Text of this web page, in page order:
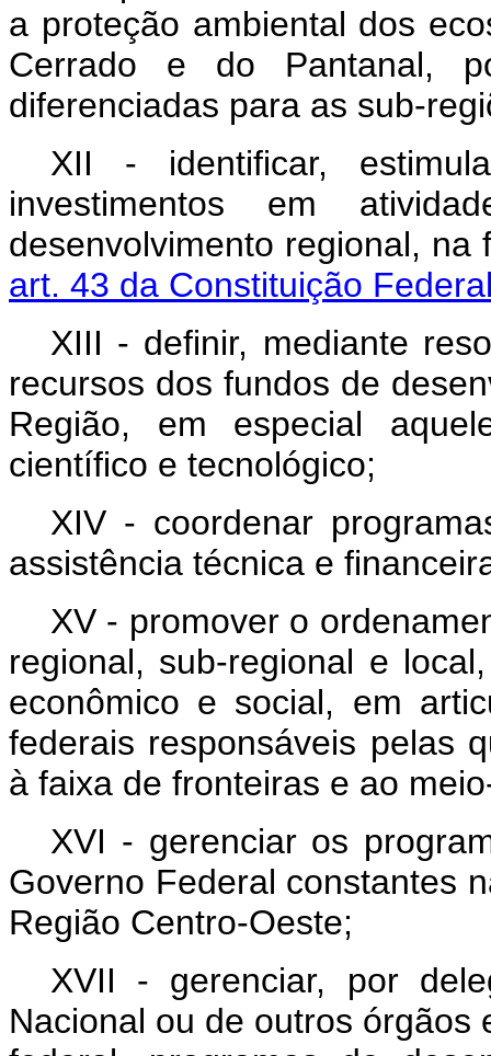
a proteção ambiental dos
Cerrado e do Pantanal,
diferenciadas para as sub-
XII - identificar,
investimentos em
desenvolvimento regional,
art. 43 da Constituição
XIII - definir, mediante
recursos dos fundos de
Região, em especial
científico e tecnológico;
XIV - coordenar
assistência técnica e
XV - promover o
regional, sub-regional e
econômico e social, em
federais responsáveis pelas
à faixa de fronteiras e ao
XVI - gerenciar os
Governo Federal constantes
Região Centro-Oeste;
XVII - gerenciar, por
Nacional ou de outros órgãos